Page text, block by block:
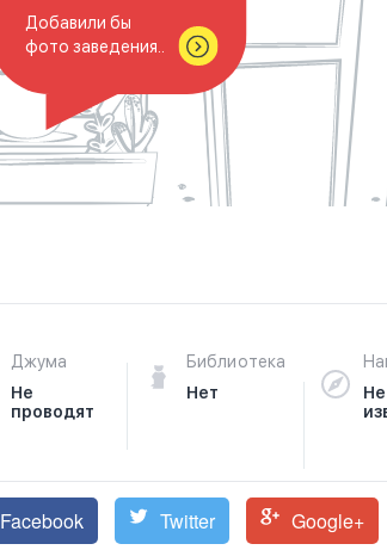
Добавили бы
фото заведения..
Джума
Не
проводят
Библиотека
Нет
Не
Facebook Twitter Google+